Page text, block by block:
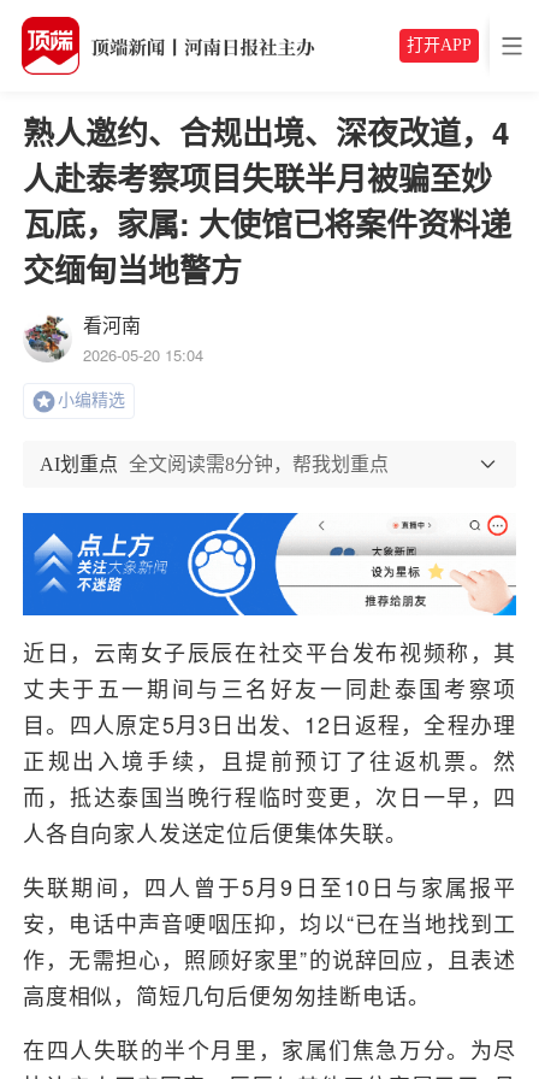
打开APP
熟人邀约、合规出境、深夜改道，4
人赴泰考察项目失联半月被骗至妙
瓦底，家属: 大使馆已将案件资料递
交缅甸当地警方
看河南
2026-05-20 15:04
小编精选
AI划重点 全文阅读需8分钟，帮我划重点
近日，云南女子辰辰在社交平台发布视频称，其
丈夫于五一期间与三名好友一同赴泰国考察项
目。四人原定5月3日出发、12日返程，全程办理
正规出入境手续，且提前预订了往返机票。然
而，抵达泰国当晚行程临时变更，次日一早，四
人各自向家人发送定位后便集体失联。
失联期间，四人曾于5月9日至10日与家属报平
安，电话中声音哽咽压抑，均以“已在当地找到工
作，无需担心，照顾好家里”的说辞回应，且表述
高度相似，简短几句后便匆匆挂断电话。
在四人失联的半个月里，家属们焦急万分。为尽